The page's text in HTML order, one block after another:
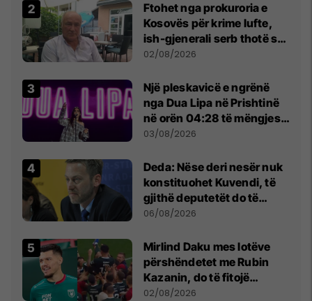
Ftohet nga prokuroria e
Kosovës për krime lufte,
ish-gjenerali serb thotë se
dikush e tradhtoi në
02/08/2026
Një pleskavicë e ngrënë
nga Dua Lipa në Prishtinë
në orën 04:28 të mëngjesit
- dhe bota digjitale serbe
03/08/2026
Deda: Nëse deri nesër nuk
konstituohet Kuvendi, të
gjithë deputetët do të
bëjnë shkelje të rëndë
06/08/2026
Mirlind Daku mes lotëve
përshëndetet me Rubin
Kazanin, do të fitojë
miliona te Spartak Moska
02/08/2026